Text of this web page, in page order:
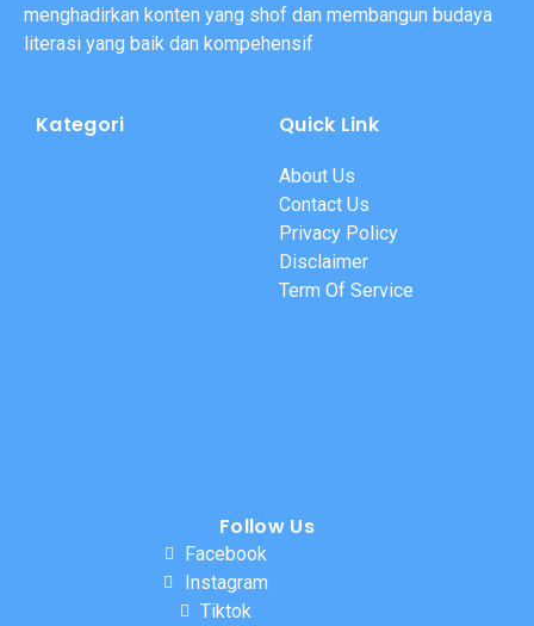
menghadirkan konten yang shof dan membangun budaya
literasi yang baik dan kompehensif
Kategori Quick Link
About Us
Contact Us
Privacy Policy
Disclaimer
Term Of Service
Follow Us
Facebook
Instagram
Tiktok